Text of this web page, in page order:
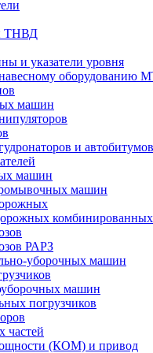
ТНВД
и указатели уровня
оборудованию
машин
и
машин
машин
комбинированных
РАРЗ
уборочных машин
машин
погрузчиков
частей
(КОМ) и привод